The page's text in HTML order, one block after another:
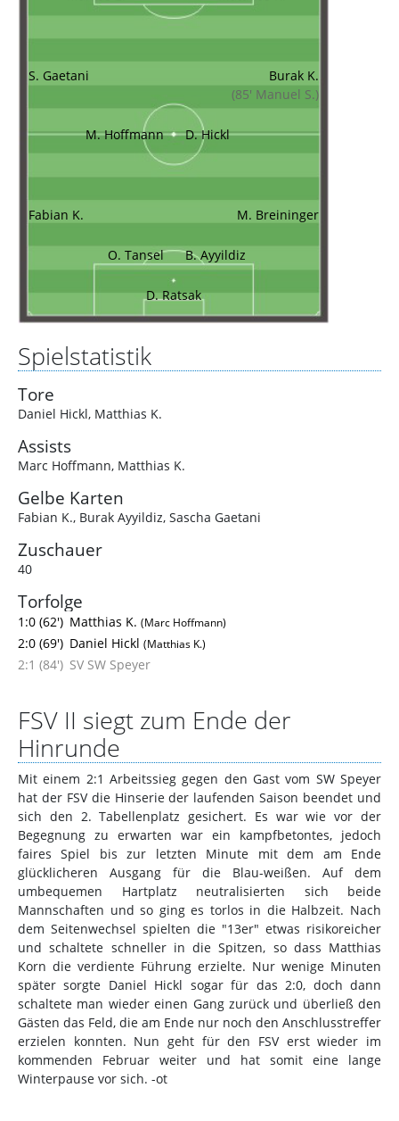
S. Gaetani
Burak K.
(85' Manuel S.)
M. Hoffmann D. Hickl
Fabian K. M. Breininger
O. Tansel B. Ayyildiz
D. Ratsak
Spielstatistik
Tore
Daniel Hickl, Matthias K.
Assists
Marc Hoffmann, Matthias K.
Gelbe Karten
Fabian K., Burak Ayyildiz, Sascha Gaetani
Zuschauer
40
Torfolge
1:0 (62') Matthias K. (Marc Hoffmann)
2:0 (69') Daniel Hickl (Matthias K.)
2:1 (84') SV SW Speyer
FSV II siegt zum Ende der
Hinrunde
Mit einem 2:1 Arbeitssieg gegen den Gast vom SW Speyer
hat der FSV die Hinserie der laufenden Saison beendet und
sich den 2. Tabellenplatz gesichert. Es war wie vor der
Begegnung zu erwarten war ein kampfbetontes, jedoch
faires Spiel bis zur letzten Minute mit dem am Ende
glücklicheren Ausgang für die Blau-weißen. Auf dem
umbequemen Hartplatz neutralisierten sich beide
Mannschaften und so ging es torlos in die Halbzeit. Nach
dem Seitenwechsel spielten die "13er" etwas risikoreicher
und schaltete schneller in die Spitzen, so dass Matthias
Korn die verdiente Führung erzielte. Nur wenige Minuten
später sorgte Daniel Hickl sogar für das 2:0, doch dann
schaltete man wieder einen Gang zurück und überließ den
Gästen das Feld, die am Ende nur noch den Anschlusstreffer
erzielen konnten. Nun geht für den FSV erst wieder im
kommenden Februar weiter und hat somit eine lange
Winterpause vor sich. -ot